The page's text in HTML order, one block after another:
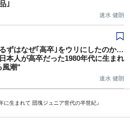
｣
速水 健朗
ずはなぜ｢高卒｣をウリにしたのか…
本人が高卒だった1980年代に生まれ
風潮"
速水 健朗
に生まれて 団塊ジュニア世代の半世紀』